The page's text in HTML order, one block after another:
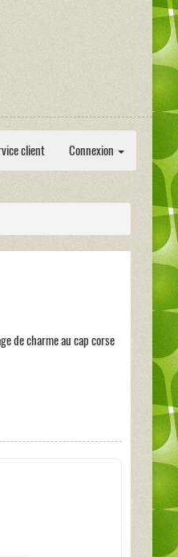
client Connexion
de charme au cap corse